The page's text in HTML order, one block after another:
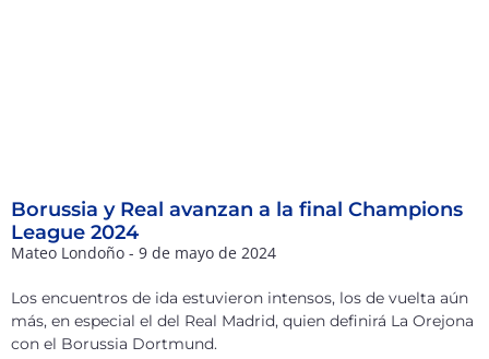
Borussia y Real avanzan a la final Champions
League 2024
Mateo Londoño 9 de mayo de 2024
Los encuentros de ida estuvieron intensos, los de vuelta aún
más, en especial el del Real Madrid, quien definirá La Orejona
con el Borussia Dortmund.